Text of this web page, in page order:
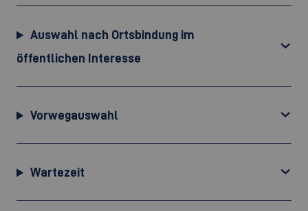
Auswahl nach Ortsbindung im
öffentlichen Interesse
Vorwegauswahl
Wartezeit